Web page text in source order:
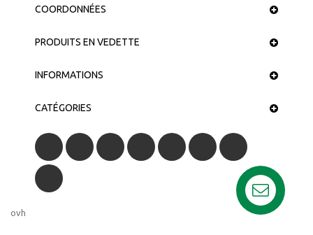
COORDONNÉES
PRODUITS EN VEDETTE
INFORMATIONS
CATÉGORIES
ovh